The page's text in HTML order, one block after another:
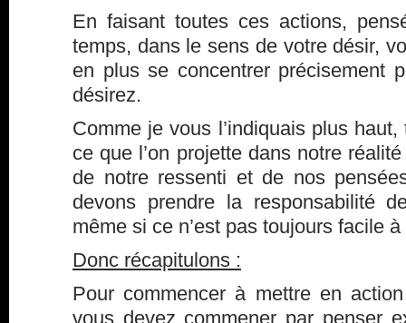
En faisant toutes ces actions,
temps, dans le sens de votre désir,
en plus se concentrer précisement
désirez.
Comme je vous l’indiquais plus
ce que l’on projette dans notre
de notre ressenti et de nos
devons prendre la responsabilité
même si ce n’est pas toujours facile
Donc récapitulons :
Pour commencer à mettre en
vous devez commener par penser